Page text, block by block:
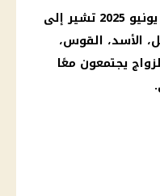
توقعات ليلى عبد اللطيف لشهر يونيو 2025 تشير إلى
أبراج: الحمل، الأسد، القوس،
يجتمعون معًا